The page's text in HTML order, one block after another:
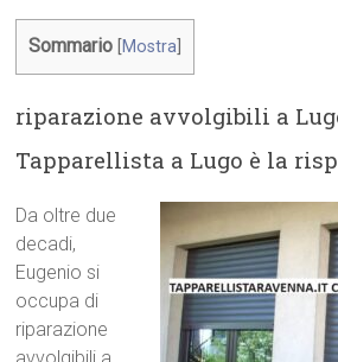
Sommario Mostra
riparazione avvolgibili a
Tapparellista a Lugo è la
Da oltre due
decadi,
Eugenio si
occupa di
riparazione